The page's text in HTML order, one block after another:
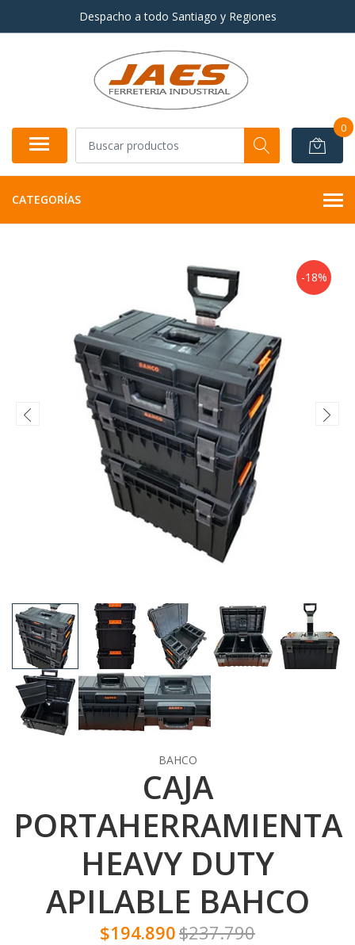
Despacho a todo Santiago y Regiones
0
CATEGORÍAS
-18%
BAHCO
CAJA
PORTAHERRAMIENTA
HEAVY DUTY
APILABLE BAHCO
$194.890$237.790